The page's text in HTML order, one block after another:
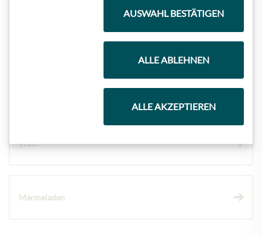
Wein
Marmeladen
AUSWAHL BESTÄTIGEN
ALLE ABLEHNEN
ALLE AKZEPTIEREN